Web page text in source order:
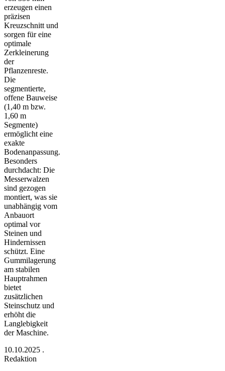
erzeugen einen
präzisen
Kreuzschnitt und
sorgen für eine
optimale
Zerkleinerung
der
Pflanzenreste.
Die
segmentierte,
offene Bauweise
(1,40 m bzw.
1,60 m
Segmente)
ermöglicht eine
exakte
Bodenanpassung.
Besonders
durchdacht: Die
Messerwalzen
sind gezogen
montiert, was sie
unabhängig vom
Anbauort
optimal vor
Steinen und
Hindernissen
schützt. Eine
Gummilagerung
am stabilen
Hauptrahmen
bietet
zusätzlichen
Steinschutz und
erhöht die
Langlebigkeit
der Maschine.
10.10.2025 .
Redaktion